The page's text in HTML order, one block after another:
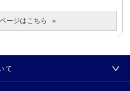
ージはこちら
て